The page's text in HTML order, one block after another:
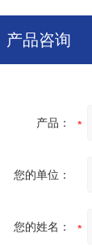
产品咨询
产品：
您的单位：
您的姓名：